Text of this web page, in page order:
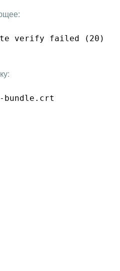
verify failed (20)
.crt